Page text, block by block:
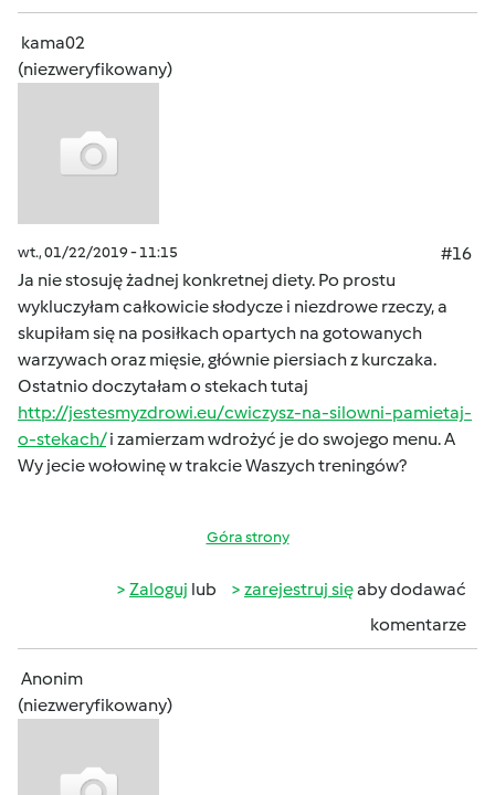
kama02
(niezweryfikowany)
wt., 01/22/2019 - 11:15
#16
Ja nie stosuję żadnej konkretnej diety. Po prostu
wykluczyłam całkowicie słodycze i niezdrowe rzeczy, a
skupiłam się na posiłkach opartych na gotowanych
warzywach oraz mięsie, głównie piersiach z kurczaka.
Ostatnio doczytałam o stekach tutaj
http://jestesmyzdrowi.eu/cwiczysz-na-silowni-pamietaj-
o-stekach/i zamierzam wdrożyć je do swojego menu. A
Wy jecie wołowinę w trakcie Waszych treningów?
Góra strony
Zaloguj lub zarejestruj sięaby dodawać
komentarze
Anonim
(niezweryfikowany)